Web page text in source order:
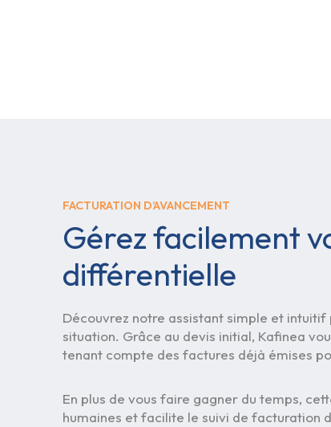
FACTURATION D’AVANCEMENT
Gérez facilement
différentielle
Découvrez notre assistant simple et
situation. Grâce au devis initial, Kafinea
tenant compte des factures déjà émises
En plus de vous faire gagner du temps,
humaines et facilite le suivi de facturation